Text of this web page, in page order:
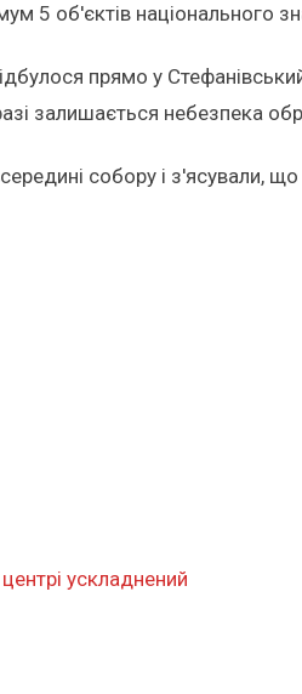
5 об'єктів національного
прямо у
залишається небезпека
собору і
ускладнений